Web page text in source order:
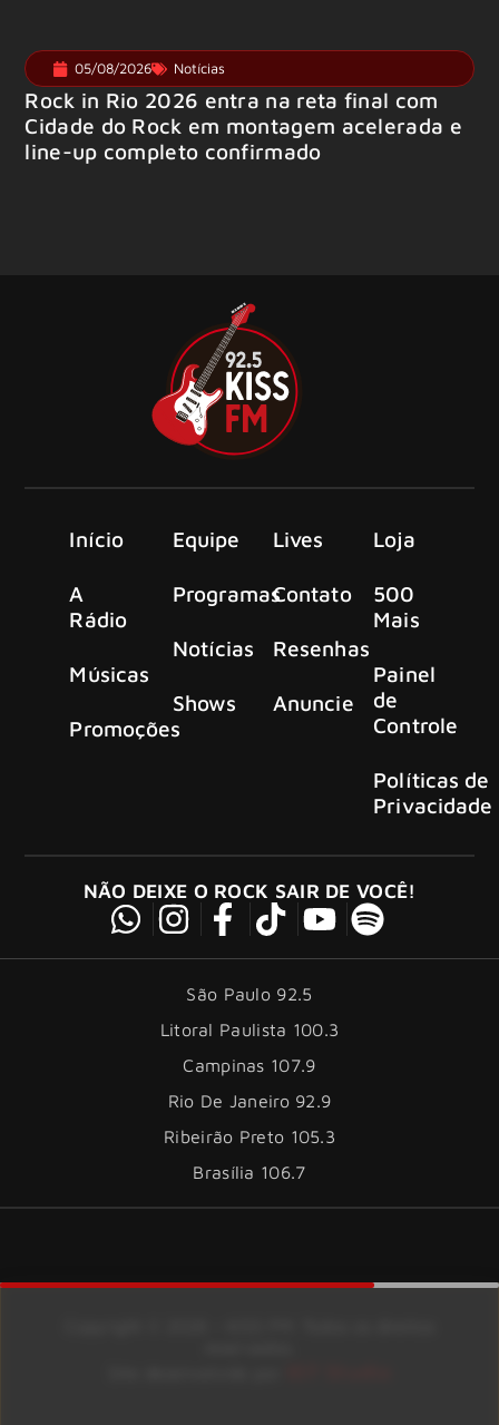
05/08/2026 Notícias
Rock in Rio 2026 entra na reta final com
Cidade do Rock em montagem acelerada e
line-up completo confirmado
Início
A
Rádio
Músicas
Promoções
Equipe
Programas
Notícias
Shows
Lives
Contato
Resenhas
Anuncie
Loja
500
Mais
Painel
de
Controle
Políticas de
Privacidade
NÃO DEIXE O ROCK SAIR DE VOCÊ!
São Paulo 92.5
Litoral Paulista 100.3
Campinas 107.9
Rio De Janeiro 92.9
Ribeirão Preto 105.3
Brasília 106.7